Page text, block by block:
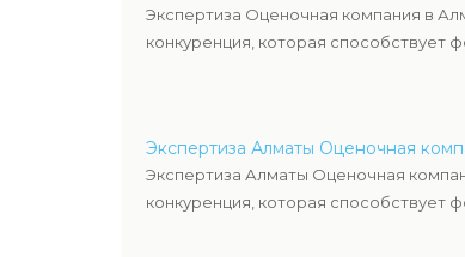
Экспертиза Оценочная компания в
конкуренция, которая способствует
Экспертиза Алматы Оценочная
Экспертиза Алматы Оценочная
конкуренция, которая способствует